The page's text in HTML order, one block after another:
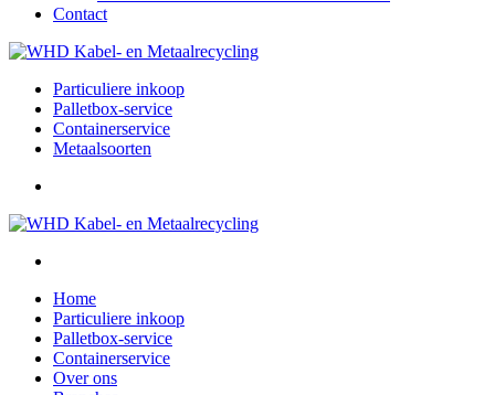
Contact
Particuliere inkoop
Palletbox-service
Containerservice
Metaalsoorten
Home
Particuliere inkoop
Palletbox-service
Containerservice
Over ons